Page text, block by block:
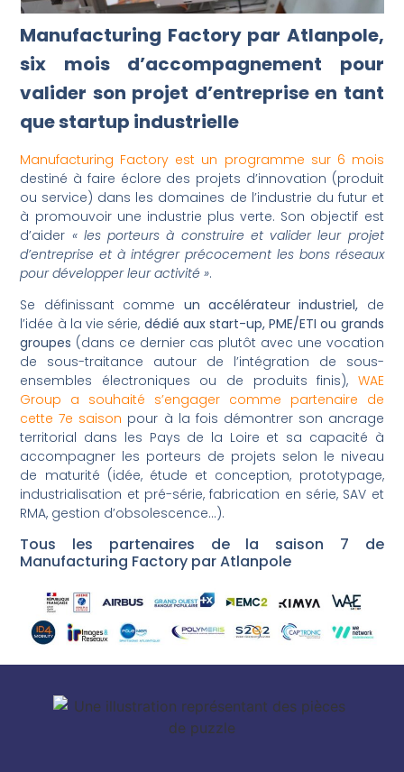
Manufacturing Factory par Atlanpole,
six mois d’accompagnement pour
valider son projet d’entreprise en tant
que startup industrielle
Manufacturing Factory est un programme sur 6 mois
destiné à faire éclore des projets d’innovation (produit
ou service) dans les domaines de l’industrie du futur et
à promouvoir une industrie plus verte. Son objectif est
d’aider « les porteurs à construire et valider leur projet
d’entreprise et à intégrer précocement les bons réseaux
pour développer leur activité ».
Se définissant comme un accélérateur industriel, de
l’idée à la vie série, dédié aux start-up, PME/ETI ou grands
groupes (dans ce dernier cas plutôt avec une vocation
de sous-traitance autour de l’intégration de sous-
ensembles électroniques ou de produits finis), WAE
Group a souhaité s’engager comme partenaire de
cette 7e saison pour à la fois démontrer son ancrage
territorial dans les Pays de la Loire et sa capacité à
accompagner les porteurs de projets selon le niveau
de maturité (idée, étude et conception, prototypage,
industrialisation et pré-série, fabrication en série, SAV et
RMA, gestion d’obsolescence…).
Tous les partenaires de la saison 7 de
Manufacturing Factory par Atlanpole